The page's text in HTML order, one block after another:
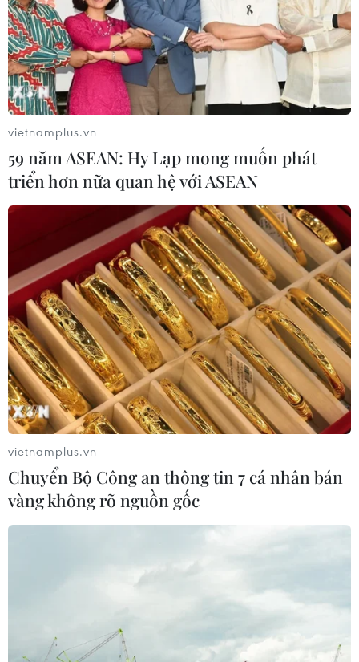
TIN CÙNG CHUYÊN MỤC
Áp thấp nhiệt đới đã suy yếu thành
một vùng áp thấp
08/08/2026 14:19
Trung Quốc nâng mức ứng phó khẩn
cấp với bão Dolphin
08/08/2026 07:10
Điện Biên từng bước hình thành thị
Nghệ An: Lũ cuốn cầu tạm trên sông
vietnamplus.vn
59 năm ASEAN: Hy Lạp mong muốn phát
triển hơn nữa quan hệ với ASEAN
vietnamplus.vn
Chuyển Bộ Công an thông tin 7 cá nhân bán
vàng không rõ nguồn gốc